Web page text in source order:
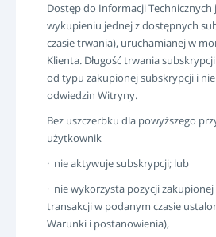
Dostęp do Informacji
wykupieniu jednej z dostępnych
czasie trwania), uruchamianej w
Klienta. Długość trwania
od typu zakupionej subskrypcji i
odwiedzin Witryny.
Bez uszczerbku dla powyższego
użytkownik
· nie aktywuje subskrypcji; lub
· nie wykorzysta pozycji
transakcji w podanym czasie
Warunki i postanowienia),